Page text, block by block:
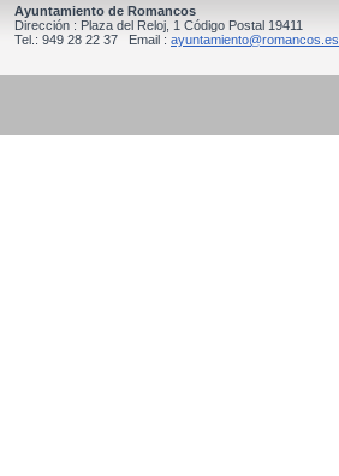
Ayuntamiento de Romancos
Dirección : Plaza del Reloj, 1 Código Postal 19411
Tel.: 949 28 22 37 Email : ayuntamiento@romancos.es